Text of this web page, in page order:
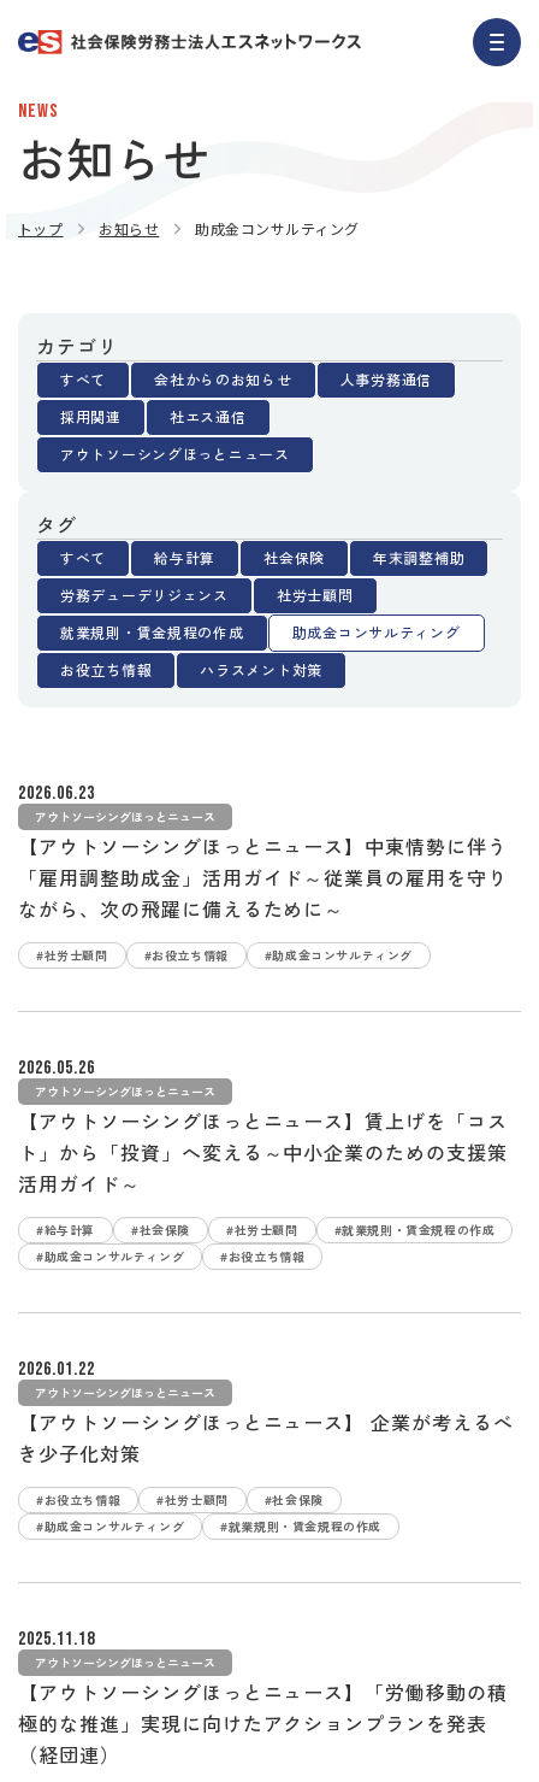
NEWS
お知らせ
トップ お知らせ 助成金コンサルティング
カテゴリ
すべて 会社からのお知らせ
人事労務通信
採用関連
社エス通信
アウトソーシングほっとニュース
タグ
すべて 給与計算 社会保険
年末調整補助
労務デューデリジェンス
社労士顧問
就業規則・賃金規程の作成
助成金コンサルティング
お役立ち情報
ハラスメント対策
2026.06.23
アウトソーシングほっとニュース
【アウトソーシングほっとニュース】中東情勢に伴う
「雇用調整助成金」活用ガイド～従業員の雇用を守り
ながら、次の飛躍に備えるために～
#社労士顧問 #お役立ち情報 #助成金コンサルティング
2026.05.26
アウトソーシングほっとニュース
【アウトソーシングほっとニュース】賃上げを「コス
ト」から「投資」へ変える～中小企業のための支援策
活用ガイド～
#給与計算 #社会保険 #社労士顧問
#就業規則・賃金規程の作成
#助成金コンサルティング
#お役立ち情報
2026.01.22
アウトソーシングほっとニュース
【アウトソーシングほっとニュース】 企業が考えるべ
き少子化対策
#お役立ち情報 #社労士顧問
#社会保険
#助成金コンサルティング
#就業規則・賃金規程の作成
2025.11.18
アウトソーシングほっとニュース
【アウトソーシングほっとニュース】「労働移動の積
極的な推進」実現に向けたアクションプランを発表
（経団連）